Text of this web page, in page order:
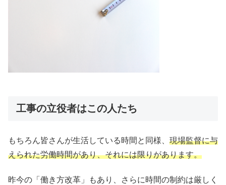
工事の立役者はこの人たち
もちろん皆さんが生活している時間と同様、 現場監督に与
えられた労働時間があり、それには限りがあります。
昨今の「働き方改革」もあり、さらに時間の制約は厳しく